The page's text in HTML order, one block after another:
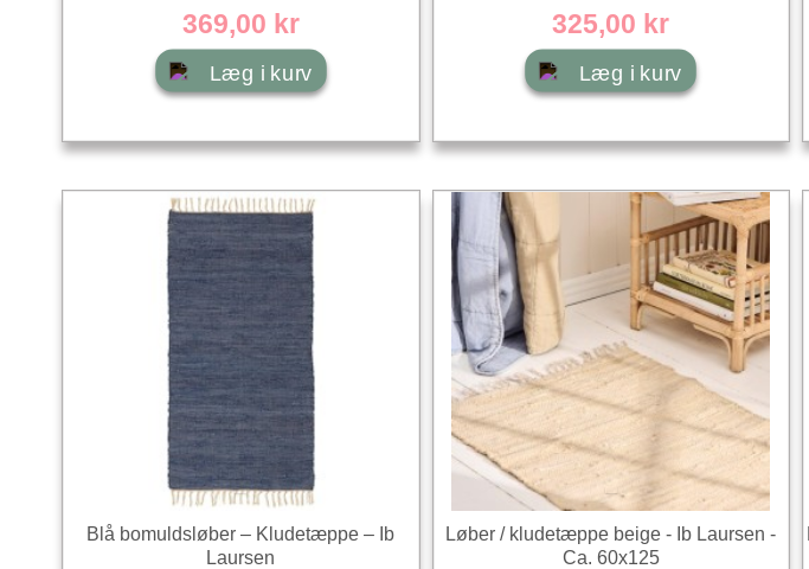
369,00 kr
Læg i kurv
325,00 kr
Læg i kurv
Blå bomuldsløber – Kludetæppe – Ib
Laursen
Løber / kludetæppe beige - Ib Laursen -
Ca. 60x125